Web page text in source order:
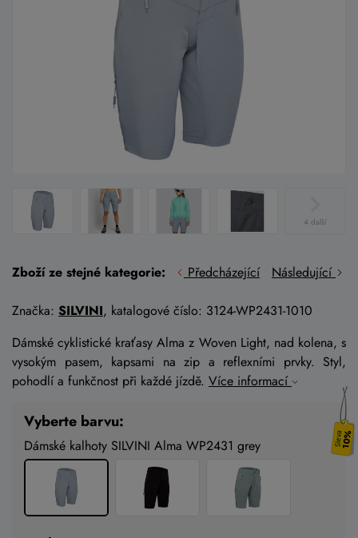
4 další
Zboží ze stejné kategorie: Předcházející Následující
Značka: SILVINI, katalogové číslo: 3124-WP2431-1010
Dámské cyklistické kraťasy Alma z Woven Light, nad kolena, s
vysokým pasem, kapsami na zip a reflexními prvky. Styl,
pohodlí a funkčnost při každé jízdě. Více informací
Vyberte barvu:
Dámské kalhoty SILVINI Alma WP2431 grey 10%